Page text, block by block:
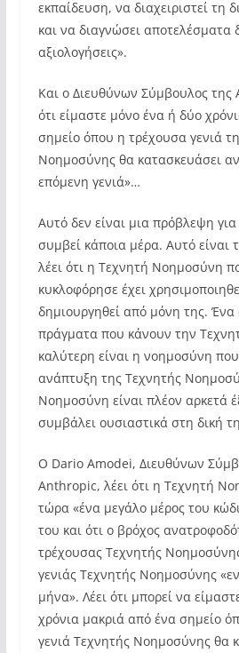
εκπαίδευση, να διαχειριστεί τη
και να διαγνώσει αποτελέσματα
αξιολογήσεις».
Και ο Διευθύνων Σύμβουλος της
ότι είμαστε μόνο ένα ή δύο
σημείο όπου η τρέχουσα γενιά
Νοημοσύνης θα κατασκευάσει
επόμενη γενιά»…
Αυτό δεν είναι μια πρόβλεψη για
συμβεί κάποια μέρα. Αυτό είναι
λέει ότι η Τεχνητή Νοημοσύνη
κυκλοφόρησε έχει
δημιουργηθεί από μόνη της.
πράγματα που κάνουν την
καλύτερη είναι η νοημοσύνη
ανάπτυξη της Τεχνητής
Νοημοσύνη είναι πλέον αρκετά
συμβάλει ουσιαστικά στη δική
Ο Dario Amodei, Διευθύνων
Anthropic, λέει ότι η Τεχνητή
τώρα «ένα μεγάλο μέρος του
του και ότι ο βρόχος
τρέχουσας Τεχνητής
γενιάς Τεχνητής Νοημοσύνης
μήνα». Λέει ότι μπορεί να
χρόνια μακριά από ένα σημείο
γενιά Τεχνητής Νοημοσύνης θα